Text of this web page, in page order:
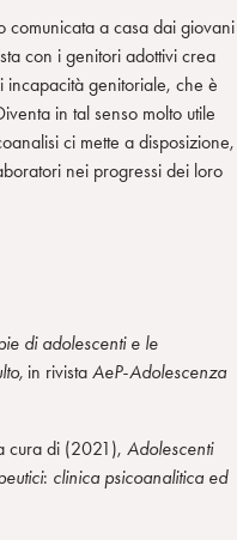
comunicata a casa dai giovani
con i genitori adottivi crea
incapacità genitoriale, che è
in tal senso molto utile
ci mette a disposizione,
nei progressi dei loro
di adolescenti e le
in rivista AeP-Adolescenza
cura di (2021), Adolescenti
: clinica psicoanalitica ed